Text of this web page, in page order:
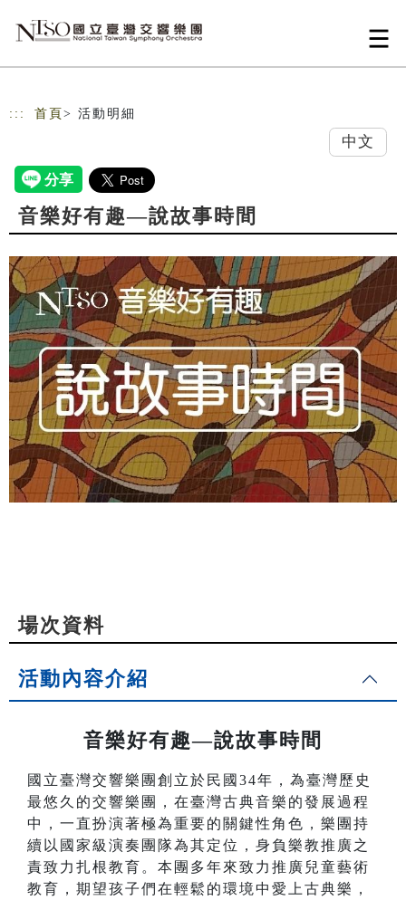
::: 首頁 > 活動明細
中文
音樂好有趣—說故事時間
場次資料
活動內容介紹
音樂好有趣—說故事時間
國立臺灣交響樂團創立於民國34年，為臺灣歷史
最悠久的交響樂團，在臺灣古典音樂的發展過程
中，一直扮演著極為重要的關鍵性角色，樂團持
續以國家級演奏團隊為其定位，身負樂教推廣之
責致力扎根教育。本團多年來致力推廣兒童藝術
教育，期望孩子們在輕鬆的環境中愛上古典樂，